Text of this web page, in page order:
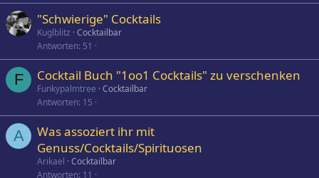
"Schwierige" Cocktails
Kuglblitz Cocktailbar
Antworten 51
F Cocktail Buch "1oo1 Cocktails" zu verschenken
Funkypalmtree Cocktailbar
Antworten 15
A
Was assoziert ihr mit
Genuss/Cocktails/Spirituosen
Arikael Cocktailbar
Antworten 11